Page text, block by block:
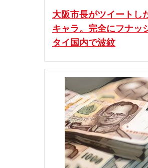
大阪市長がツイートし
キャラ。完全にフナッ
タイ国内で波紋